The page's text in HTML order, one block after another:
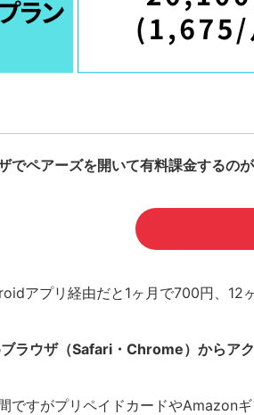
でペアーズを開いて有料課金するの
アプリ経由だと1ヶ月で700円、12
ラウザ（Safari・Chrome）からア
ですがプリペイドカードやAmazon